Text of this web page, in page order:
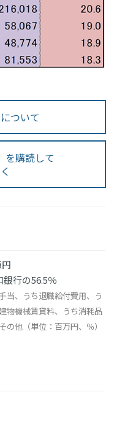
ついて
を購読して
行の56.5％
当、うち退職給付費用、う
物機械賃貸料、うち消耗品
他（単位：百万円、％）